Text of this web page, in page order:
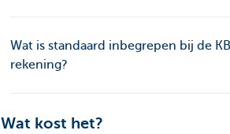
Wat is standaard inbegrepen bij de
rekening?
Wat kost het?